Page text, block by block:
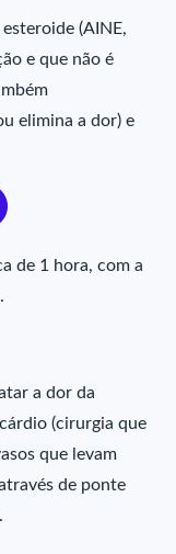
(AINE,
e que não é
elimina a dor) e
de 1 hora, com a
a dor da
(cirurgia que
que levam
de ponte